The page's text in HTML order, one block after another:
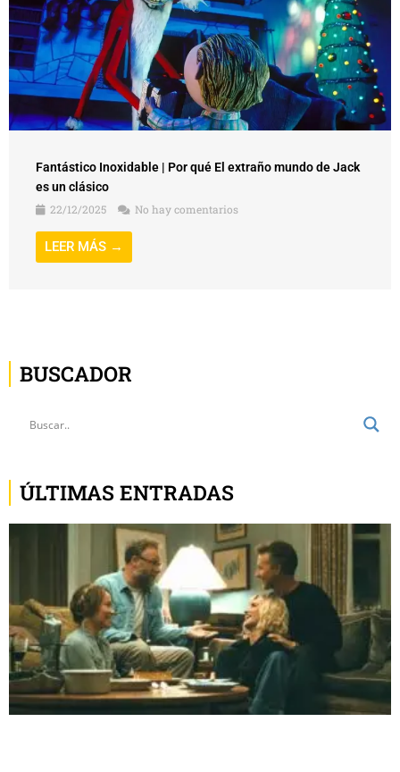
Fantástico Inoxidable | Por qué El extraño mundo de Jack
es un clásico
22/12/2025
No hay comentarios
LEER MÁS →
BUSCADOR
ÚLTIMAS ENTRADAS